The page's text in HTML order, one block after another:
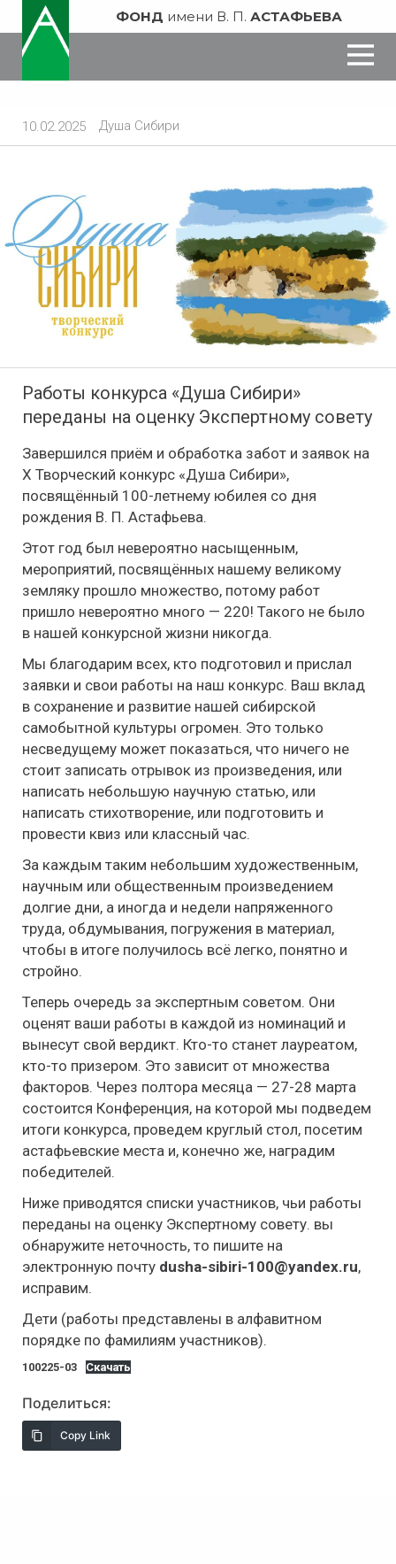
ФОНД имени В. П. АСТАФЬЕВА
10.02.2025 Душа Сибири
Работы конкурса «Душа Сибири»
переданы на оценку Экспертному совету
Завершился приём и обработка забот и заявок на
X Творческий конкурс «Душа Сибири»,
посвящённый 100-летнему юбилея со дня
рождения В. П. Астафьева.
Этот год был невероятно насыщенным,
мероприятий, посвящённых нашему великому
земляку прошло множество, потому работ
пришло невероятно много — 220! Такого не было
в нашей конкурсной жизни никогда.
Мы благодарим всех, кто подготовил и прислал
заявки и свои работы на наш конкурс. Ваш вклад
в сохранение и развитие нашей сибирской
самобытной культуры огромен. Это только
несведущему может показаться, что ничего не
стоит записать отрывок из произведения, или
написать небольшую научную статью, или
написать стихотворение, или подготовить и
провести квиз или классный час.
За каждым таким небольшим художественным,
научным или общественным произведением
долгие дни, а иногда и недели напряженного
труда, обдумывания, погружения в материал,
чтобы в итоге получилось всё легко, понятно и
стройно.
Теперь очередь за экспертным советом. Они
оценят ваши работы в каждой из номинаций и
вынесут свой вердикт. Кто-то станет лауреатом,
кто-то призером. Это зависит от множества
факторов. Через полтора месяца — 27-28 марта
состоится Конференция, на которой мы подведем
итоги конкурса, проведем круглый стол, посетим
астафьевские места и, конечно же, наградим
победителей.
Ниже приводятся списки участников, чьи работы
переданы на оценку Экспертному совету. вы
обнаружите неточность, то пишите на
электронную почту dusha-sibiri-100@yandex.ru,
исправим.
Дети (работы представлены в алфавитном
порядке по фамилиям участников).
100225-03 Скачать
Поделиться:
Copy Link